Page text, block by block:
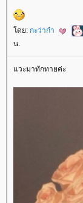
ดย: กะว่าก๋า
น.
วะมาทักทายค่ะ